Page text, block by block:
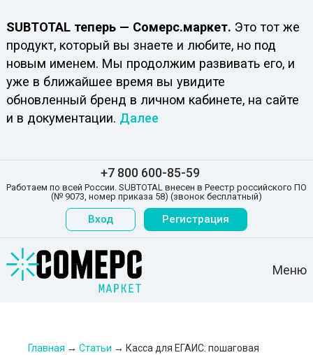
SUBTOTAL теперь — Сомерс.маркет. Это тот же
продукт, который вы знаете и любите, но под
новым именем. Мы продолжим развивать его, и
уже в ближайшее время вы увидите
обновленный бренд в личном кабинете, на сайте
и в документации. Далее
+7 800 600-85-59
Работаем по всей России. SUBTOTAL внесен в Реестр российского ПО
(№ 9073, номер приказа 58) (звонок бесплатный)
Вход Регистрация
Меню
Главная → Статьи → Касса для ЕГАИС: пошаговая